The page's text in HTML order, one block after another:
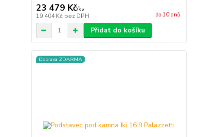
23 479 Kč/ks
19 404 Kč bez DPH do 10 dnů
Přidat do košíku
Doprava ZDARMA